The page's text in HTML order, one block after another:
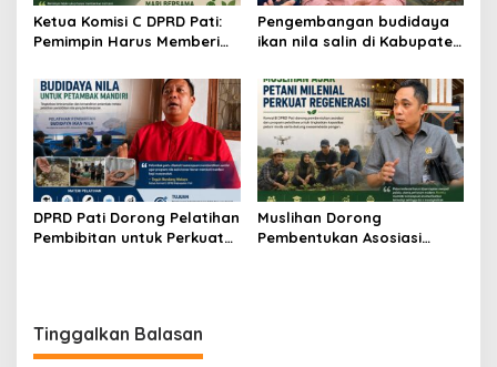
Ketua Komisi C DPRD Pati:
Pemimpin Harus Memberi
Menjaga Lingkungan
Pengembangan budidaya
ikan nila salin di Kabupaten
DPRD Pati Dorong Pelatihan
Pembibitan untuk Perkuat
Muslihan Dorong
Pembentukan Asosiasi
Tinggalkan Balasan